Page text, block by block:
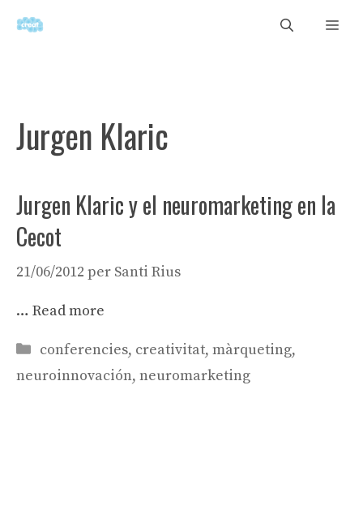
Jurgen Klaric
Jurgen Klaric y el neuromarketing en la
Cecot
21/06/2012 per Santi Rius
… Read more
Categories
conferencies, creativitat, màrqueting,
neuroinnovación, neuromarketing